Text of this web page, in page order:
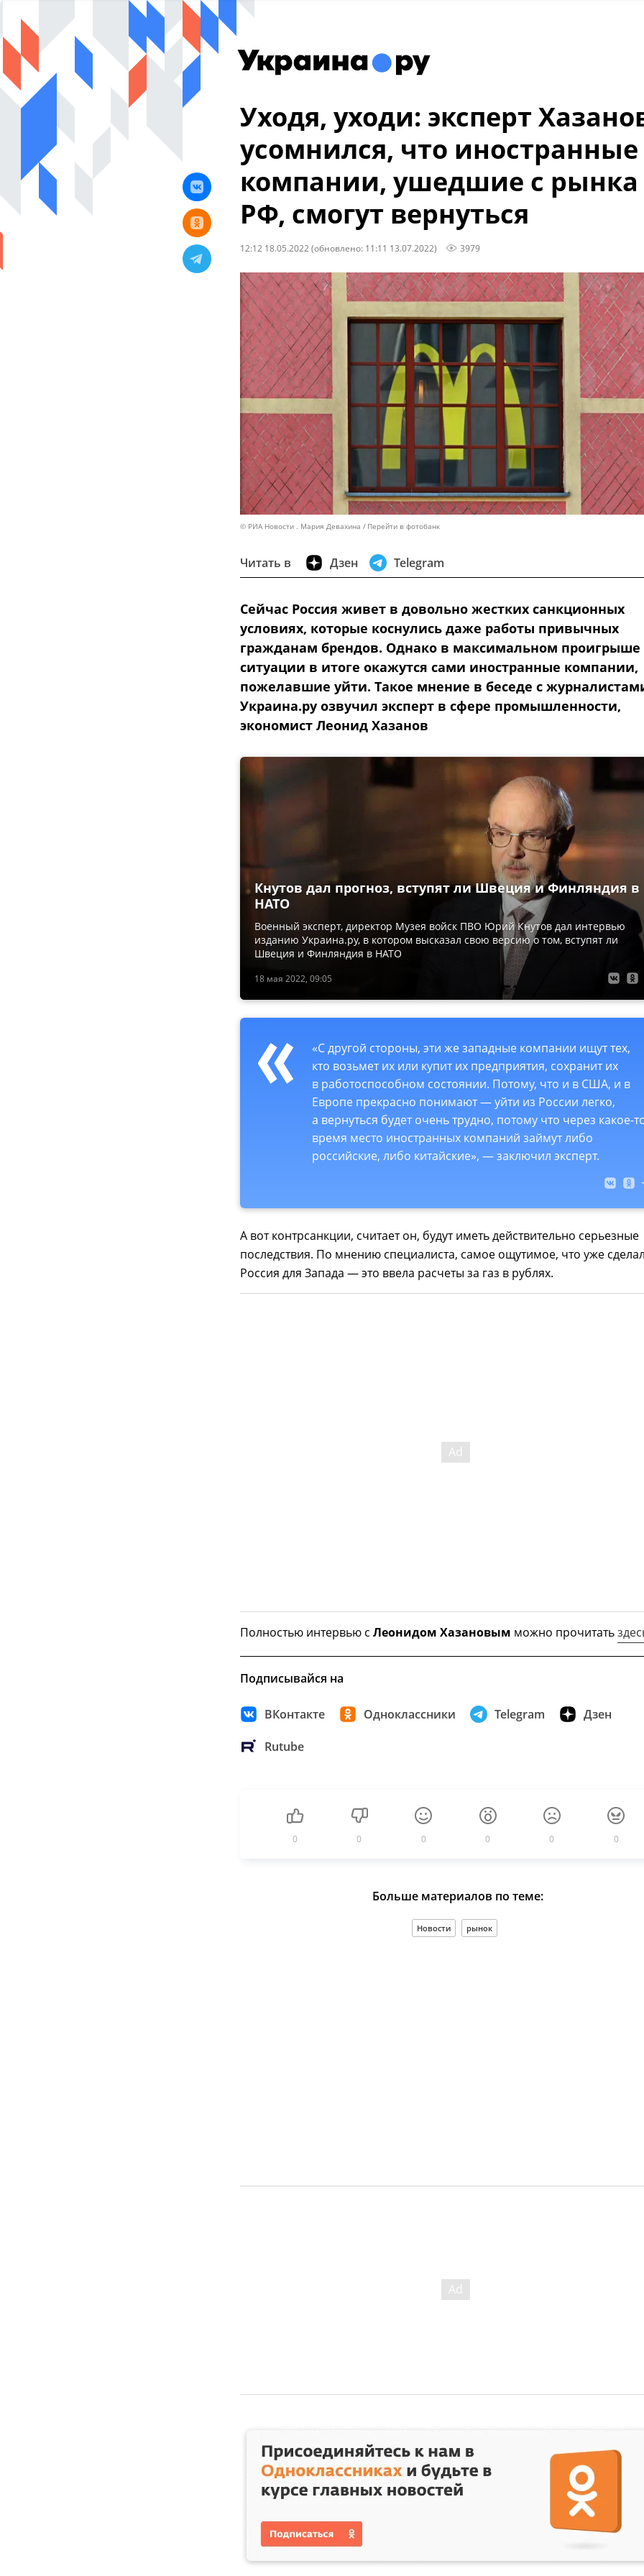
Уходя, уходи: эксперт
усомнился, что иностранные
компании, ушедшие с рынка
РФ, смогут вернуться
12:12 18.05.2022 (обновлено: 11:11 13.07.2022) 3979
© РИА Новости . Мария Девахина Перейти в фотобанк
Читать в Дзен Telegram
Сейчас Россия живет в довольно жестких санкционных
условиях, которые коснулись даже работы привычных
гражданам брендов. Однако в максимальном проигрыше
ситуации в итоге окажутся сами иностранные компании,
пожелавшие уйти. Такое мнение в беседе с
Украина.ру озвучил эксперт в сфере промышленности,
экономист Леонид Хазанов
18 мая 2022, 09:05
Кнутов дал прогноз, вступят ли Швеция и Финляндия в
НАТО
Военный эксперт, директор Музея войск ПВО Юрий Кнутов дал интервью
изданию Украина.ру, в котором высказал свою версию о том, вступят ли
Швеция и Финляндия в НАТО
«С другой стороны, эти же западные компании ищут тех,
кто возьмет их или купит их предприятия, сохранит их
в работоспособном состоянии. Потому, что и в США, и в
Европе прекрасно понимают — уйти из России легко,
а вернуться будет очень трудно, потому что через какое-
время место иностранных компаний займут либо
российские, либо китайские», — заключил эксперт.
А вот контрсанкции, считает он, будут иметь действительно серьезные
последствия. По мнению специалиста, самое ощутимое, что уже
Россия для Запада — это ввела расчеты за газ в рублях.
Полностью интервью с Леонидом Хазановым можно прочитать
Подписывайся на
ВКонтакте Одноклассники Telegram Дзен
Rutube
0 0 0 0 0 0
Больше материалов по теме:
Новости рынок